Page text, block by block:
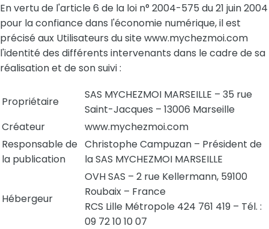
En vertu de l'article 6 de la loi n° 2004-575 du 21 juin 2004
pour la confiance dans l'économie numérique, il est
précisé aux Utilisateurs du site www.mychezmoi.com
l'identité des différents intervenants dans le cadre de sa
réalisation et de son suivi :
Propriétaire
SAS MYCHEZMOI MARSEILLE – 35 rue
Saint-Jacques – 13006 Marseille
Créateur
www.mychezmoi.com
Responsable de
la publication
Christophe Campuzan – Président de
la SAS MYCHEZMOI MARSEILLE
Hébergeur
OVH SAS – 2 rue Kellermann, 59100
Roubaix – France
RCS Lille Métropole 424 761 419 – Tél. :
09 72 10 10 07